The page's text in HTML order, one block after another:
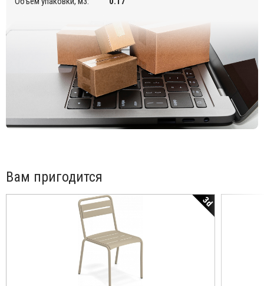
помещении и в сухом месте зимой, чтобы предотвратить
образование конденсата. Перед зимой и ежеквартально,
если продукты хранятся вблизи моря, рекомендуется чистить
металлические поверхности мягкой тканью с
использованием воды или моющего средства и защищать их
маслом вазелина или автомобильным воском.
Вам пригодится
3d